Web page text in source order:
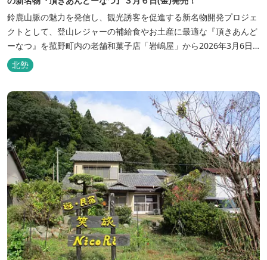
鈴鹿山脈の魅力を発信し、観光誘客を促進する新名物開発プロジェ
クトとして、登山レジャーの補給食やお土産に最適な『頂きあんど
ーなつ』を菰野町内の老舗和菓子店「岩嶋屋」から2026年3月6日
（金）より販売を開始いたしました。 ■商品コンセプト：自分だけ
の「頂き」を目指す人を応援 「山に登る目的が人それぞれであるよ
うに、仕事や人生の目標（頂き）も人それぞれ。どんな『頂き』を
目指す人も、頑...
北勢